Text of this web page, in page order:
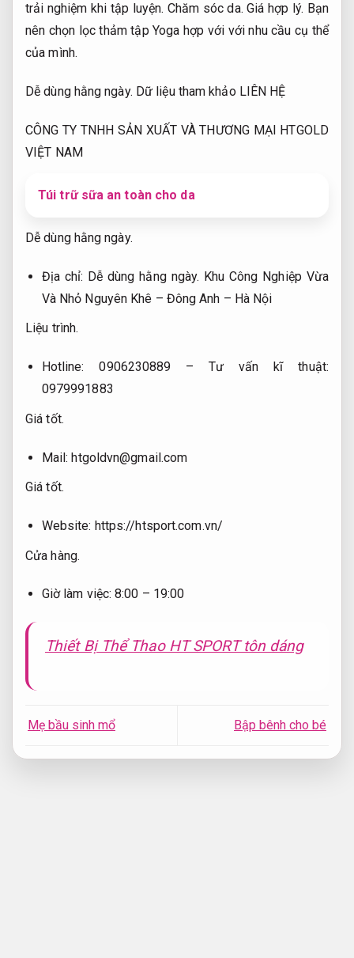
trải nghiệm khi tập luyện. Chăm sóc da. Giá hợp lý. Bạn
nên chọn lọc thảm tập Yoga hợp với với nhu cầu cụ thể
của mình.
Dễ dùng hằng ngày. Dữ liệu tham khảo LIÊN HỆ
CÔNG TY TNHH SẢN XUẤT VÀ THƯƠNG MẠI HTGOLD
VIỆT NAM
Túi trữ sữa an toàn cho da
Dễ dùng hằng ngày.
Địa chỉ: Dễ dùng hằng ngày. Khu Công Nghiệp Vừa
Và Nhỏ Nguyên Khê – Đông Anh – Hà Nội
Liệu trình.
Hotline: 0906230889 – Tư vấn kĩ thuật:
0979991883
Giá tốt.
Mail:htgoldvn@gmail.com
Giá tốt.
Website: https://htsport.com.vn/
Cửa hàng.
Giờ làm việc: 8:00 – 19:00
Thiết Bị Thể Thao HT SPORT tôn dáng
Mẹ bầu sinh mổ Bập bênh cho bé